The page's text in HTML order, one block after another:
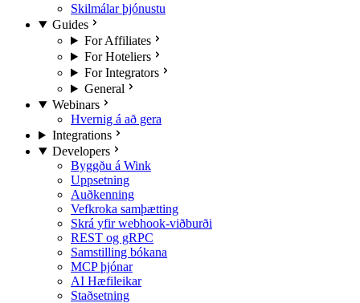
Skilmálar þjónustu
Guides
For Affiliates
For Hoteliers
For Integrators
General
Webinars
Hvernig á að gera
Integrations
Developers
Byggðu á Wink
Uppsetning
Auðkenning
Vefkroka samþætting
Skrá yfir webhook-viðburði
REST og gRPC
Samstilling bókana
MCP þjónar
AI Hæfileikar
Staðsetning